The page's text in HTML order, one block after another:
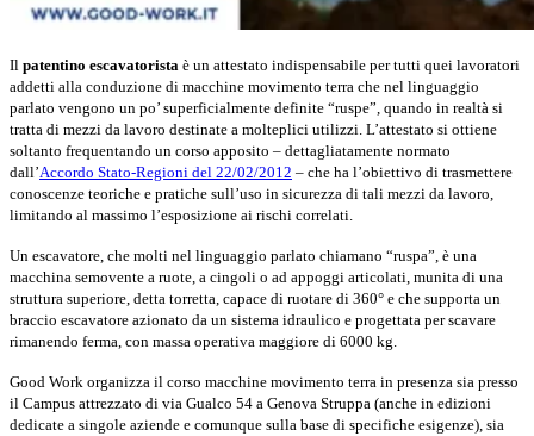
Il patentino escavatorista è un attestato indispensabile per tutti quei lavoratori
addetti alla conduzione di macchine movimento terra che nel linguaggio
parlato vengono un po’ superficialmente definite “ruspe”, quando in realtà si
tratta di mezzi da lavoro destinate a molteplici utilizzi. L’attestato si ottiene
soltanto frequentando un corso apposito – dettagliatamente normato
dall’Accordo Stato-Regioni del 22/02/2012 – che ha l’obiettivo di trasmettere
conoscenze teoriche e pratiche sull’uso in sicurezza di tali mezzi da lavoro,
limitando al massimo l’esposizione ai rischi correlati.
Un escavatore, che molti nel linguaggio parlato chiamano “ruspa”, è una
macchina semovente a ruote, a cingoli o ad appoggi articolati, munita di una
struttura superiore, detta torretta, capace di ruotare di 360° e che supporta un
braccio escavatore azionato da un sistema idraulico e progettata per scavare
rimanendo ferma, con massa operativa maggiore di 6000 kg.
Good Work organizza il corso macchine movimento terra in presenza sia presso
il Campus attrezzato di via Gualco 54 a Genova Struppa (anche in edizioni
dedicate a singole aziende e comunque sulla base di specifiche esigenze), sia